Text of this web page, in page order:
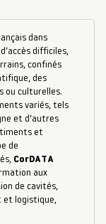
dans
difficiles,
confinés
des
ou culturelles.
variés, tels
et d’autres
et
de
CorDATA
aux
de cavités,
et logistique,